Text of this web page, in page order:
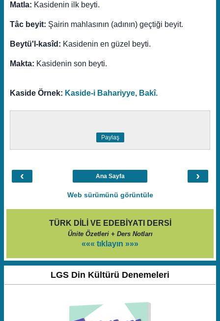
Matla: Kasidenin ilk beyti.
Tâc beyit: Şairin mahlasının (adının) geçtiği beyit.
Beytü'l-kasîd: Kasidenin en güzel beyti.
Makta: Kasidenin son beyti.
Kaside Örnek: Kaside-i Bahariyye, Bakî.
Paylaş
‹ ›
Ana Sayfa
Web sürümünü görüntüle
TÜRK DİLİ VE EDEBİYATI DERSİ
Ünite Özetleri + Ders Notları
««« tıklayın »»»
LGS Din Kültürü Denemeleri